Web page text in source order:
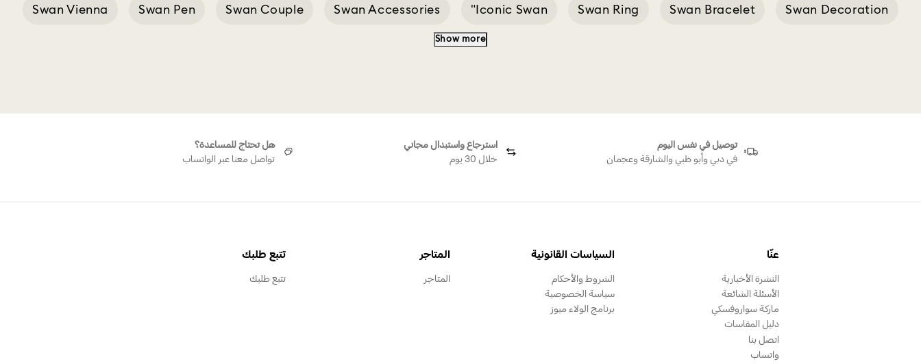
Swan Decoration
Swan Bracelet
Swan Ring
Iconic Swan"
Swan Accessories
Swan Couple
Swan Pen
Swan Vienna
Show more
توصيل في نفس اليوم
في دبي وأبو ظبي والشارقة وعجمان
استرجاع واستبدال مجاني
خلال 30 يوم
هل تحتاج للمساعدة؟
تواصل معنا عبر الواتساب
عنّا
النشرة الأخبارية
الأسئلة الشائعة
ماركة سواروفسكي
دليل المقاسات
اتصل بنا
واتساب
السياسات القانونية
الشروط والأحكام
سياسة الخصوصية
برنامج الولاء ميوز
المتاجر
المتاجر
تتبع طلبك
تتبع طلبك